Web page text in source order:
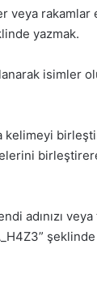
rakamlar
yazmak.
isimler
kelimeyi
veya